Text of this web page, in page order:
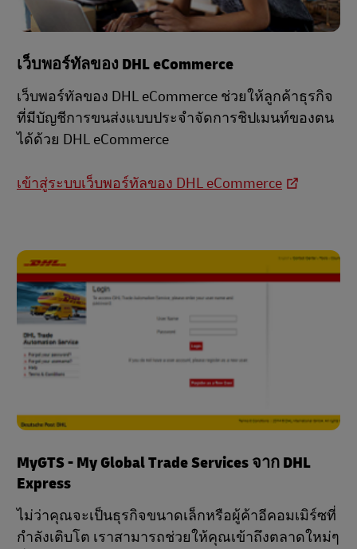
เว็บพอร์ทัลของ DHL eCommerce
เว็บพอร์ทัลของ DHL eCommerce ช่วยให้ลูกค้าธุรกิจ
ที่มีบัญชีการขนส่งแบบประจำจัดการชิปเมนท์ของตน
ได้ด้วย DHL eCommerce
เข้าสู่ระบบเว็บพอร์ทัลของ DHL eCommerce
MyGTS - My Global Trade Services จาก DHL
Express
ไม่ว่าคุณจะเป็นธุรกิจขนาดเล็กหรือผู้ค้าอีคอมเมิร์ซที่
กำลังเติบโต เราสามารถช่วยให้คุณเข้าถึงตลาดใหม่ๆ